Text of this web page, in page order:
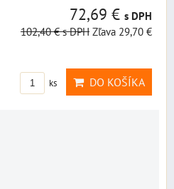
72,69 € s DPH
102,40 €s DPH Zľava 29,70 €
ks DO KOŠÍKA